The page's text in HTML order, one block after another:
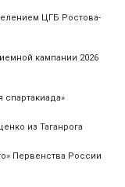
ЦГБ Ростова-
кампании 2026
спартакиада»
из Таганрога
Первенства России